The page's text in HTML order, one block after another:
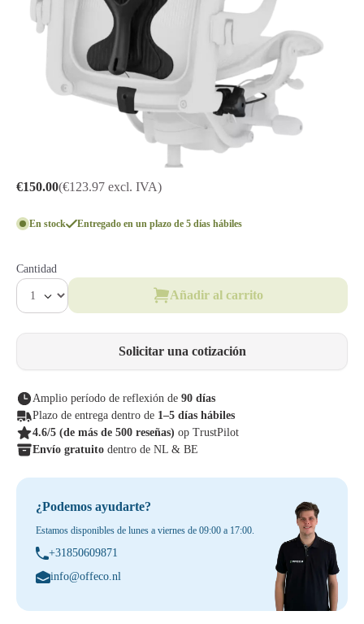
€150.00(€123.97 excl. IVA)
En stock Entregado en un plazo de 5 días hábiles
Cantidad
Añadir al carrito
Solicitar una cotización
Amplio período de reflexión de 90 días
Plazo de entrega dentro de 1–5 días hábiles
4.6/5 (de más de 500 reseñas) op TrustPilot
Envío gratuito dentro de NL & BE
¿Podemos ayudarte?
Estamos disponibles de lunes a viernes de 09:00 a 17:00.
+31850609871
info@offeco.nl